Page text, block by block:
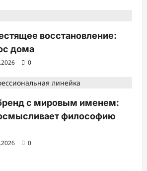
восстановление:
дома
0
с мировым именем:
философию
0